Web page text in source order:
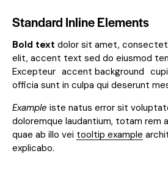
Standard Inline Elements
Bold text dolor sit amet,
elit, accent text sed do eiusmod
Excepteur accent background
officia sunt in culpa qui deserunt
Example iste natus error sit
doloremque laudantium, totam rem
quae ab illo vei tooltip example
explicabo.